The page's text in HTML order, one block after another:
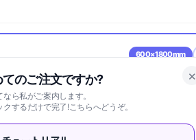
600×1800mm
キャンバスに合わせる
✕
てのご注文ですか?
なら私がご案内します。
クするだけで完了!こちらへどうぞ。